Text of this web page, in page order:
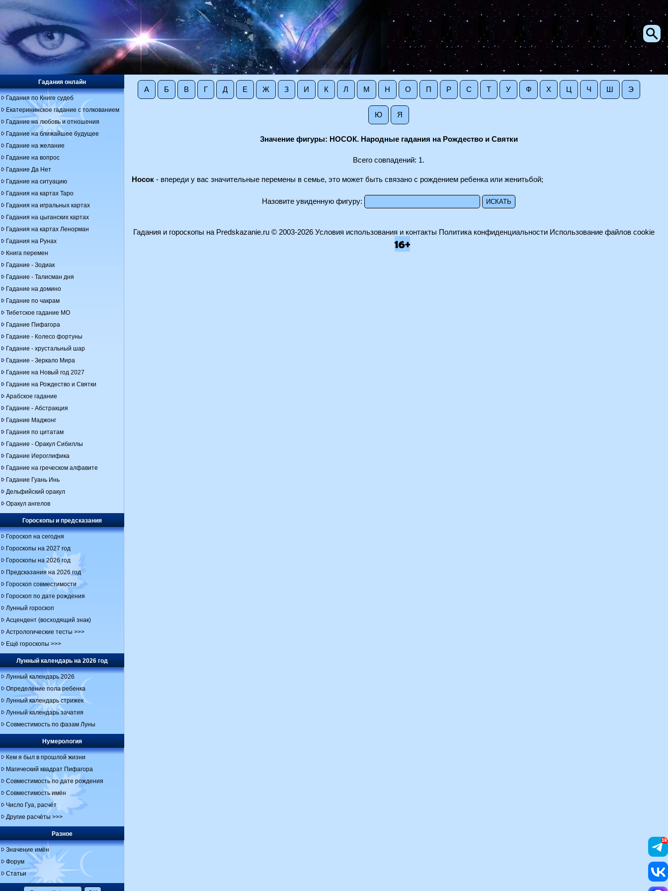
А Б В Г Д Е Ж З И К Л М Н О П Р С Т У Ф Х Ц Ч Ш Э
Ю Я
Значение фигуры: НОСОК. Народные гадания на Рождество и Святки
Всего совпадений: 1.
Носок - впереди у вас значительные перемены в семье, это может быть связано с рождением ребенка или женитьбой;
Назовите увиденную фигуру:
Гадания онлайн
Гадания по Книге судеб
Екатерининское гадание с толкованием
Гадание на любовь и отношения
Гадание на ближайшее будущее
Гадание на желание
Гадание на вопрос
Гадание Да Нет
Гадание на ситуацию
Гадания на картах Таро
Гадания на игральных картах
Гадания на цыганских картах
Гадания на картах Ленорман
Гадания на Рунах
Книга перемен
Гадание - Зодиак
Гадание - Талисман дня
Гадание на домино
Гадание по чакрам
Тибетское гадание МО
Гадание Пифагора
Гадание - Колесо фортуны
Гадание - хрустальный шар
Гадание - Зеркало Мира
Гадание на Новый год 2027
Гадание на Рождество и Святки
Арабское гадание
Гадание - Абстракция
Гадание Маджонг
Гадания по цитатам
Гадание - Оракул Сибиллы
Гадание Иероглифика
Гадание на греческом алфавите
Гадание Гуань Инь
Дельфийский оракул
Оракул ангелов
Гороскопы и предсказания
Гороскоп на сегодня
Гороскопы на 2027 год
Гороскопы на 2026 год
Предсказания на 2026 год
Гороскоп совместимости
Гороскоп по дате рождения
Лунный гороскоп
Асцендент (восходящий знак)
Астрологические тесты >>>
Ещё гороскопы >>>
Лунный календарь на 2026 год
Лунный календарь 2026
Определение пола ребенка
Лунный календарь стрижек
Лунный календарь зачатия
Совместимость по фазам Луны
Нумерология
Кем я был в прошлой жизни
Магический квадрат Пифагора
Совместимость по дате рождения
Совместимость имён
Число Гуа, расчёт
Другие расчёты >>>
Разное
Значение имён
Форум
Статьи
Гадания и гороскопы на Predskazanie.ru© 2003-2026 Условия использования и контакты Политика конфиденциальности Использование файлов cookie